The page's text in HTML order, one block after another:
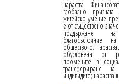
нараства
глобално
житейско умение
е от съществено
поддържане на
благосъстояние
обществото.
обусловена от
промените в
трансфериране
индивидите;